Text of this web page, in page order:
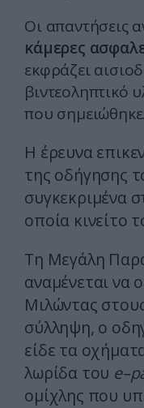
Οι απαντήσεις
κάμερες
εκφράζει
βιντεοληπτικό
που σημειώθηκε.
Η έρευνα
της οδήγησης
συγκεκριμένα
οποία κινείτο
Τη Μεγάλη
αναμένεται να
Μιλώντας
σύλληψη, ο
είδε τα
λωρίδα του
ομίχλης που